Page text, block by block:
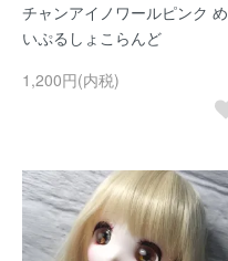
チャンアイノワールピンク め
いぷるしょこらんど
1,200円(内税)